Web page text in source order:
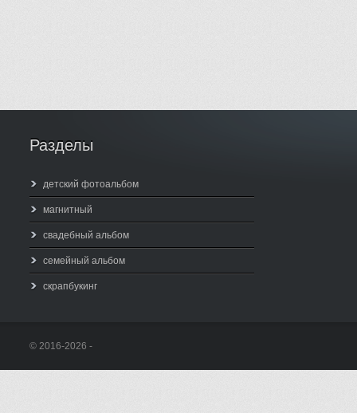
Разделы
детский фотоальбом
магнитный
свадебный альбом
семейный альбом
скрапбукинг
© 2016-2026 -